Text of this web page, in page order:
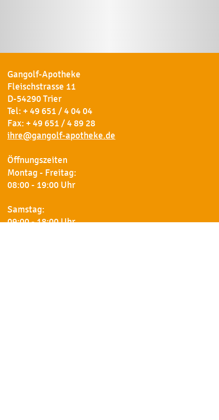
Gangolf-Apotheke
Fleischstrasse 11
D-54290 Trier
Tel: + 49 651 / 4 04 04
Fax: + 49 651 / 4 89 28
ihre@gangolf-apotheke.de
Öffnungszeiten
Montag - Freitag:
08:00 - 19:00 Uhr
Samstag:
09:00 - 18:00 Uhr